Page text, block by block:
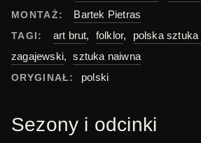
MONTAŻ: Bartek Pietras
TAGI: art brut, folklor, polska sztuka
zagajewski, sztuka naiwna
ORYGINAŁ: polski
Sezony i odcinki